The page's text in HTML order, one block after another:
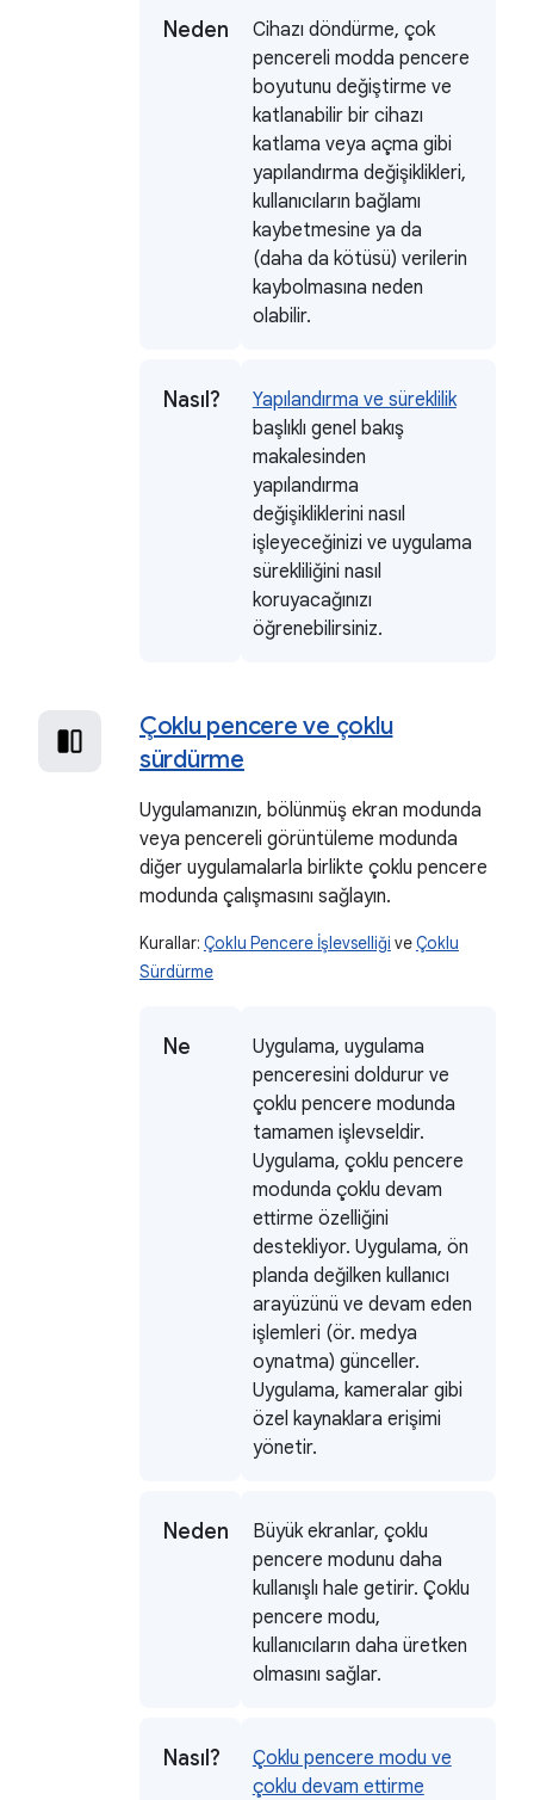
Neden
Cihazı döndürme, çok
pencereli modda pencere
boyutunu değiştirme ve
katlanabilir bir cihazı
katlama veya açma gibi
yapılandırma değişiklikleri,
kullanıcıların bağlamı
kaybetmesine ya da
(daha da kötüsü) verilerin
kaybolmasına neden
olabilir.
Nasıl?
Yapılandırma ve süreklilik
başlıklı genel bakış
makalesinden
yapılandırma
değişikliklerini nasıl
işleyeceğinizi ve uygulama
sürekliliğini nasıl
koruyacağınızı
öğrenebilirsiniz.
Çoklu pencere ve çoklu
sürdürme
Uygulamanızın, bölünmüş ekran modunda
veya pencereli görüntüleme modunda
diğer uygulamalarla birlikte çoklu pencere
modunda çalışmasını sağlayın.
Kurallar: Çoklu Pencere İşlevselliği veÇoklu
Sürdürme
Ne
Uygulama, uygulama
penceresini doldurur ve
çoklu pencere modunda
tamamen işlevseldir.
Uygulama, çoklu pencere
modunda çoklu devam
ettirme özelliğini
destekliyor. Uygulama, ön
planda değilken kullanıcı
arayüzünü ve devam eden
işlemleri (ör. medya
oynatma) günceller.
Uygulama, kameralar gibi
özel kaynaklara erişimi
yönetir.
Neden
Büyük ekranlar, çoklu
pencere modunu daha
kullanışlı hale getirir. Çoklu
pencere modu,
kullanıcıların daha üretken
olmasını sağlar.
Nasıl?
Çoklu pencere modu ve
çoklu devam ettirme